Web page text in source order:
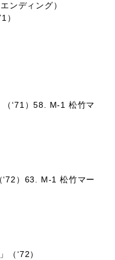
ンディング）
）
‘71）58. M-1 松竹マ
）63. M-1 松竹マー
（‘72）